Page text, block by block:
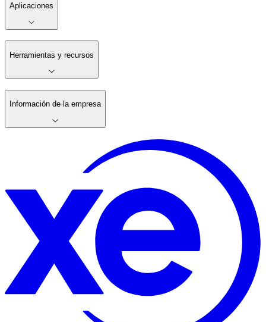
Aplicaciones
Herramientas y recursos
Información de la empresa